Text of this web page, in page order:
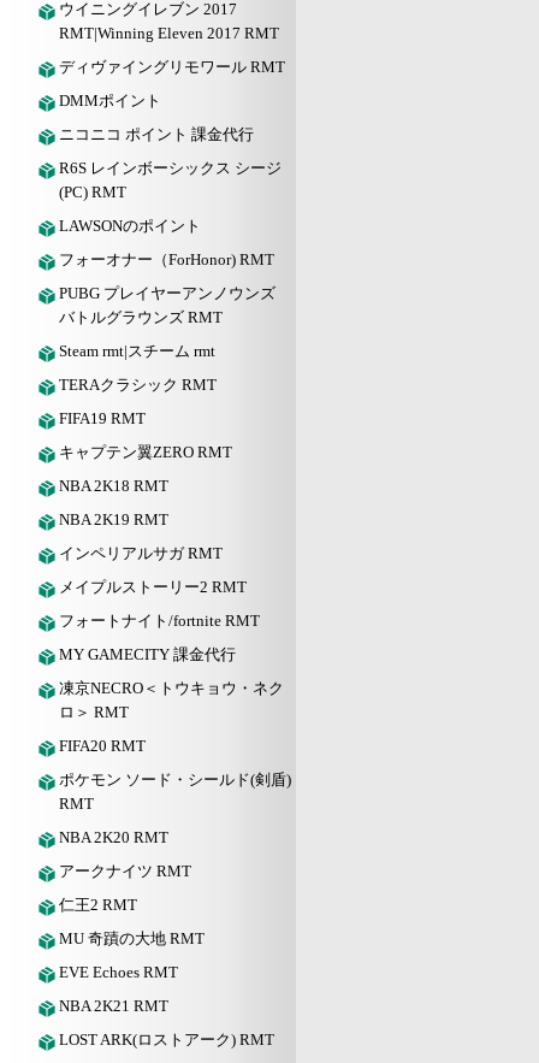
ウイニングイレブン 2017
RMT|Winning Eleven 2017 RMT
ディヴァイングリモワール RMT
DMMポイント
ニコニコ ポイント 課金代行
R6S レインボーシックス シージ
(PC) RMT
LAWSONのポイント
フォーオナー（ForHonor) RMT
PUBG プレイヤーアンノウンズ
バトルグラウンズ RMT
Steam rmt|スチーム rmt
TERAクラシック RMT
FIFA19 RMT
キャプテン翼ZERO RMT
NBA 2K18 RMT
NBA 2K19 RMT
インペリアルサガ RMT
メイプルストーリー2 RMT
フォートナイト/fortnite RMT
MY GAMECITY 課金代行
凍京NECRO＜トウキョウ・ネク
ロ＞ RMT
FIFA20 RMT
ポケモン ソード・シールド(剣盾)
RMT
NBA 2K20 RMT
アークナイツ RMT
仁王2 RMT
MU 奇蹟の大地 RMT
EVE Echoes RMT
NBA 2K21 RMT
LOST ARK(ロストアーク) RMT